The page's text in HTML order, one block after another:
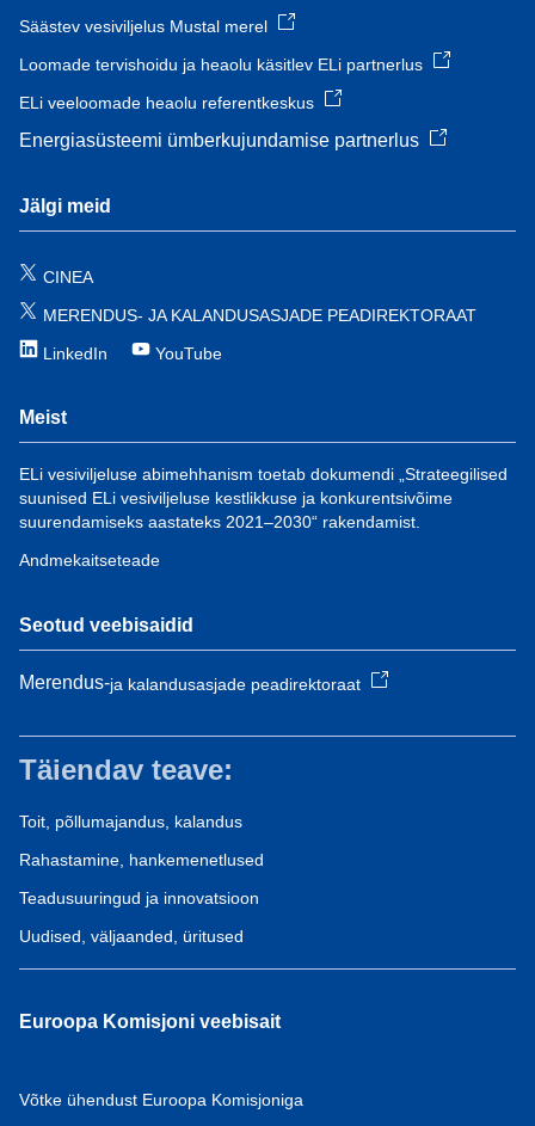
Säästev vesiviljelus Mustal merel
Loomade tervishoidu ja heaolu käsitlev ELi partnerlus
ELi veeloomade heaolu referentkeskus
Energiasüsteemi ümberkujundamise partnerlus
Jälgi meid
CINEA
MERENDUS- JA KALANDUSASJADE PEADIREKTORAAT
LinkedIn YouTube
Meist
ELi vesiviljeluse abimehhanism toetab dokumendi „Strateegilised
suunised ELi vesiviljeluse kestlikkuse ja konkurentsivõime
suurendamiseks aastateks 2021–2030“ rakendamist.
Andmekaitseteade
Seotud veebisaidid
Merendus-ja kalandusasjade peadirektoraat
Täiendav teave:
Toit, põllumajandus, kalandus
Rahastamine, hankemenetlused
Teadusuuringud ja innovatsioon
Uudised, väljaanded, üritused
Euroopa Komisjoni veebisait
Võtke ühendust Euroopa Komisjoniga